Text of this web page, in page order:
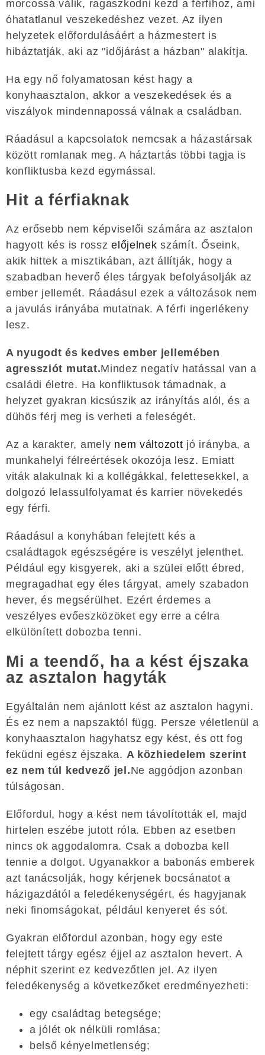
morcossá válik, ragaszkodni kezd a férfihoz, ami
óhatatlanul veszekedéshez vezet. Az ilyen
helyzetek előfordulásáért a házmestert is
hibáztatják, aki az "időjárást a házban" alakítja.
Ha egy nő folyamatosan kést hagy a
konyhaasztalon, akkor a veszekedések és a
viszályok mindennapossá válnak a családban.
Ráadásul a kapcsolatok nemcsak a házastársak
között romlanak meg. A háztartás többi tagja is
konfliktusba kezd egymással.
Hit a férfiaknak
Az erősebb nem képviselői számára az asztalon
hagyott kés is rosszelőjelnek számít. Őseink,
akik hittek a misztikában, azt állítják, hogy a
szabadban heverő éles tárgyak befolyásolják az
ember jellemét. Ráadásul ezek a változások nem
a javulás irányába mutatnak. A férfi ingerlékeny
lesz.
A nyugodt és kedves ember jellemében
agressziót mutat.Mindez negatív hatással van a
családi életre. Ha konfliktusok támadnak, a
helyzet gyakran kicsúszik az irányítás alól, és a
dühös férj meg is verheti a feleségét.
Az a karakter, amely nem változott jó irányba, a
munkahelyi félreértések okozója lesz. Emiatt
viták alakulnak ki a kollégákkal, felettesekkel, a
dolgozó lelassulfolyamat és karrier növekedés
egy férfi.
Ráadásul a konyhában felejtett kés a
családtagok egészségére is veszélyt jelenthet.
Például egy kisgyerek, aki a szülei előtt ébred,
megragadhat egy éles tárgyat, amely szabadon
hever, és megsérülhet. Ezért érdemes a
veszélyes evőeszközöket egy erre a célra
elkülönített dobozba tenni.
Mi a teendő, ha a kést éjszaka
az asztalon hagyták
Egyáltalán nem ajánlott kést az asztalon hagyni.
És ez nem a napszaktól függ. Persze véletlenül a
konyhaasztalon hagyhatsz egy kést, és ott fog
feküdni egész éjszaka. A közhiedelem szerint
ez nem túl kedvező jel.Ne aggódjon azonban
túlságosan.
Előfordul, hogy a kést nem távolították el, majd
hirtelen eszébe jutott róla. Ebben az esetben
nincs ok aggodalomra. Csak a dobozba kell
tennie a dolgot. Ugyanakkor a babonás emberek
azt tanácsolják, hogy kérjenek bocsánatot a
házigazdától a feledékenységért, és hagyjanak
neki finomságokat, például kenyeret és sót.
Gyakran előfordul azonban, hogy egy este
felejtett tárgy egész éjjel az asztalon hevert. A
néphit szerint ez kedvezőtlen jel. Az ilyen
feledékenység a következőket eredményezheti:
egy családtag betegsége;
a jólét ok nélküli romlása;
belső kényelmetlenség;